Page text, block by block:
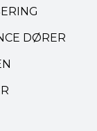
DØRER